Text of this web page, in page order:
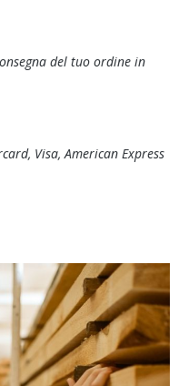
del tuo ordine in
Visa, American Express